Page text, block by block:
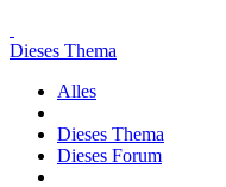
Dieses Thema
Alles
Dieses Thema
Dieses Forum